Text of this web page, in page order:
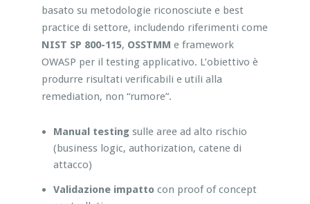
basato su metodologie riconosciute e best
practice di settore, includendo riferimenti come
NIST SP 800-115, OSSTMM e framework
OWASP per il testing applicativo. L’obiettivo è
produrre risultati verificabili e utili alla
remediation, non “rumore”.
Manual testingsulle aree ad alto rischio
(business logic, authorization, catene di
attacco)
Validazione impattocon proof of concept